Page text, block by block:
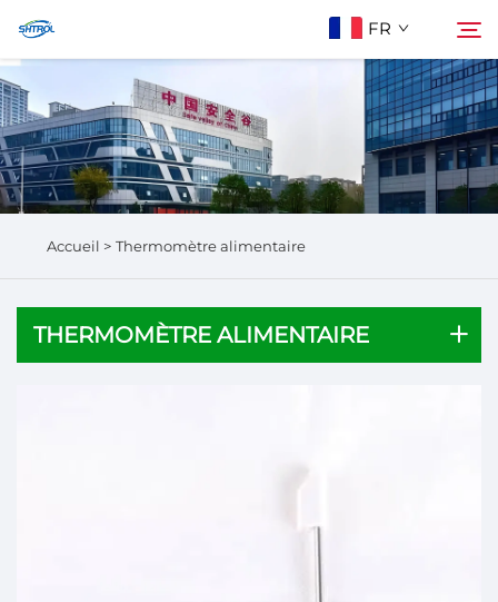
FR
À Propos De Nous
Produits
Rechercher
Accueil > Thermomètre alimentaire
THERMOMÈTRE ALIMENTAIRE